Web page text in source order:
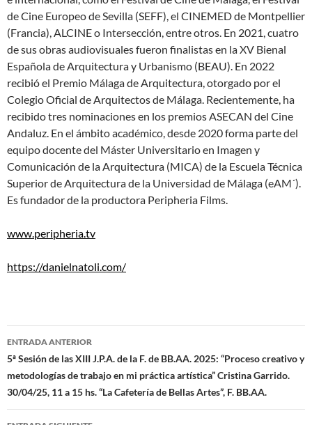
de Cine Europeo de Sevilla (SEFF), el CINEMED de Montpellier
(Francia), ALCINE o Intersección, entre otros. En 2021, cuatro
de sus obras audiovisuales fueron finalistas en la XV Bienal
Española de Arquitectura y Urbanismo (BEAU). En 2022
recibió el Premio Málaga de Arquitectura, otorgado por el
Colegio Oficial de Arquitectos de Málaga. Recientemente, ha
recibido tres nominaciones en los premios ASECAN del Cine
Andaluz. En el ámbito académico, desde 2020 forma parte del
equipo docente del Máster Universitario en Imagen y
Comunicación de la Arquitectura (MICA) de la Escuela Técnica
Superior de Arquitectura de la Universidad de Málaga (eAM´).
Es fundador de la productora Peripheria Films.
www.peripheria.tv
https://danielnatoli.com/
Navegación
de
entradas
ENTRADA ANTERIOR
5ª Sesión de las XIII J.P.A. de la F. de BB.AA. 2025: “Proceso creativo y
metodologías de trabajo en mi práctica artística” Cristina Garrido.
30/04/25, 11 a 15 hs. “La Cafetería de Bellas Artes”, F. BB.AA.